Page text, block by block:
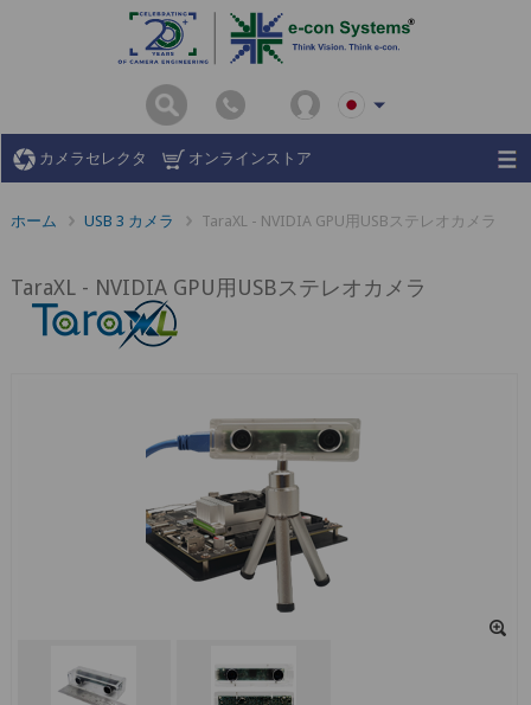
カメラセレクタ オンラインストア
ホーム USB 3 カメラ TaraXL - NVIDIA GPU用USBステレオカメラ
TaraXL - NVIDIA GPU用USBステレオカメラ